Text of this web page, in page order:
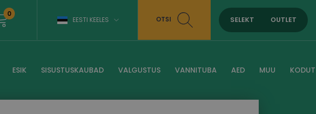
0
EESTI KEELES OTSI SELEKT OUTLET
ESIK SISUSTUSKAUBAD VALGUSTUS VANNITUBA AED MUU